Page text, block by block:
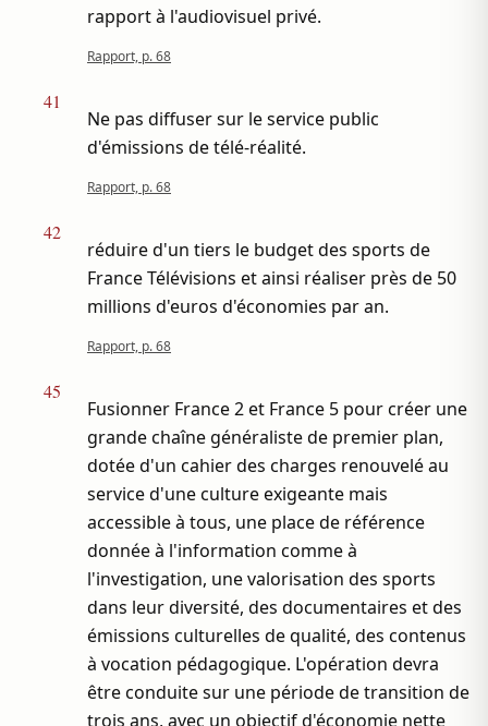
rapport à l'audiovisuel privé.
Rapport, p. 68
41
Ne pas diffuser sur le service public
d'émissions de télé-réalité.
Rapport, p. 68
42
réduire d'un tiers le budget des sports de
France Télévisions et ainsi réaliser près de 50
millions d'euros d'économies par an.
Rapport, p. 68
45
Fusionner France 2 et France 5 pour créer une
grande chaîne généraliste de premier plan,
dotée d'un cahier des charges renouvelé au
service d'une culture exigeante mais
accessible à tous, une place de référence
donnée à l'information comme à
l'investigation, une valorisation des sports
dans leur diversité, des documentaires et des
émissions culturelles de qualité, des contenus
à vocation pédagogique. L'opération devra
être conduite sur une période de transition de
trois ans, avec un objectif d'économie nette